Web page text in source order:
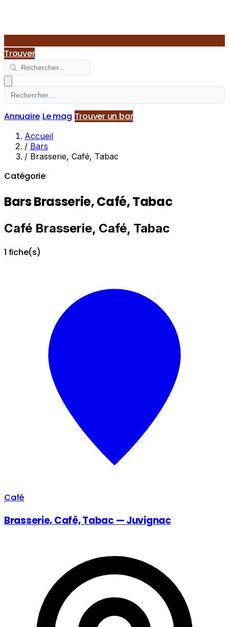
Trouver
Annuaire Le mag Trouver un bar
Accueil
/ Bars
/ Brasserie, Café, Tabac
Catégorie
Bars Brasserie, Café, Tabac
Café Brasserie, Café, Tabac
1 fiche(s)
Café
Brasserie, Café, Tabac — Juvignac